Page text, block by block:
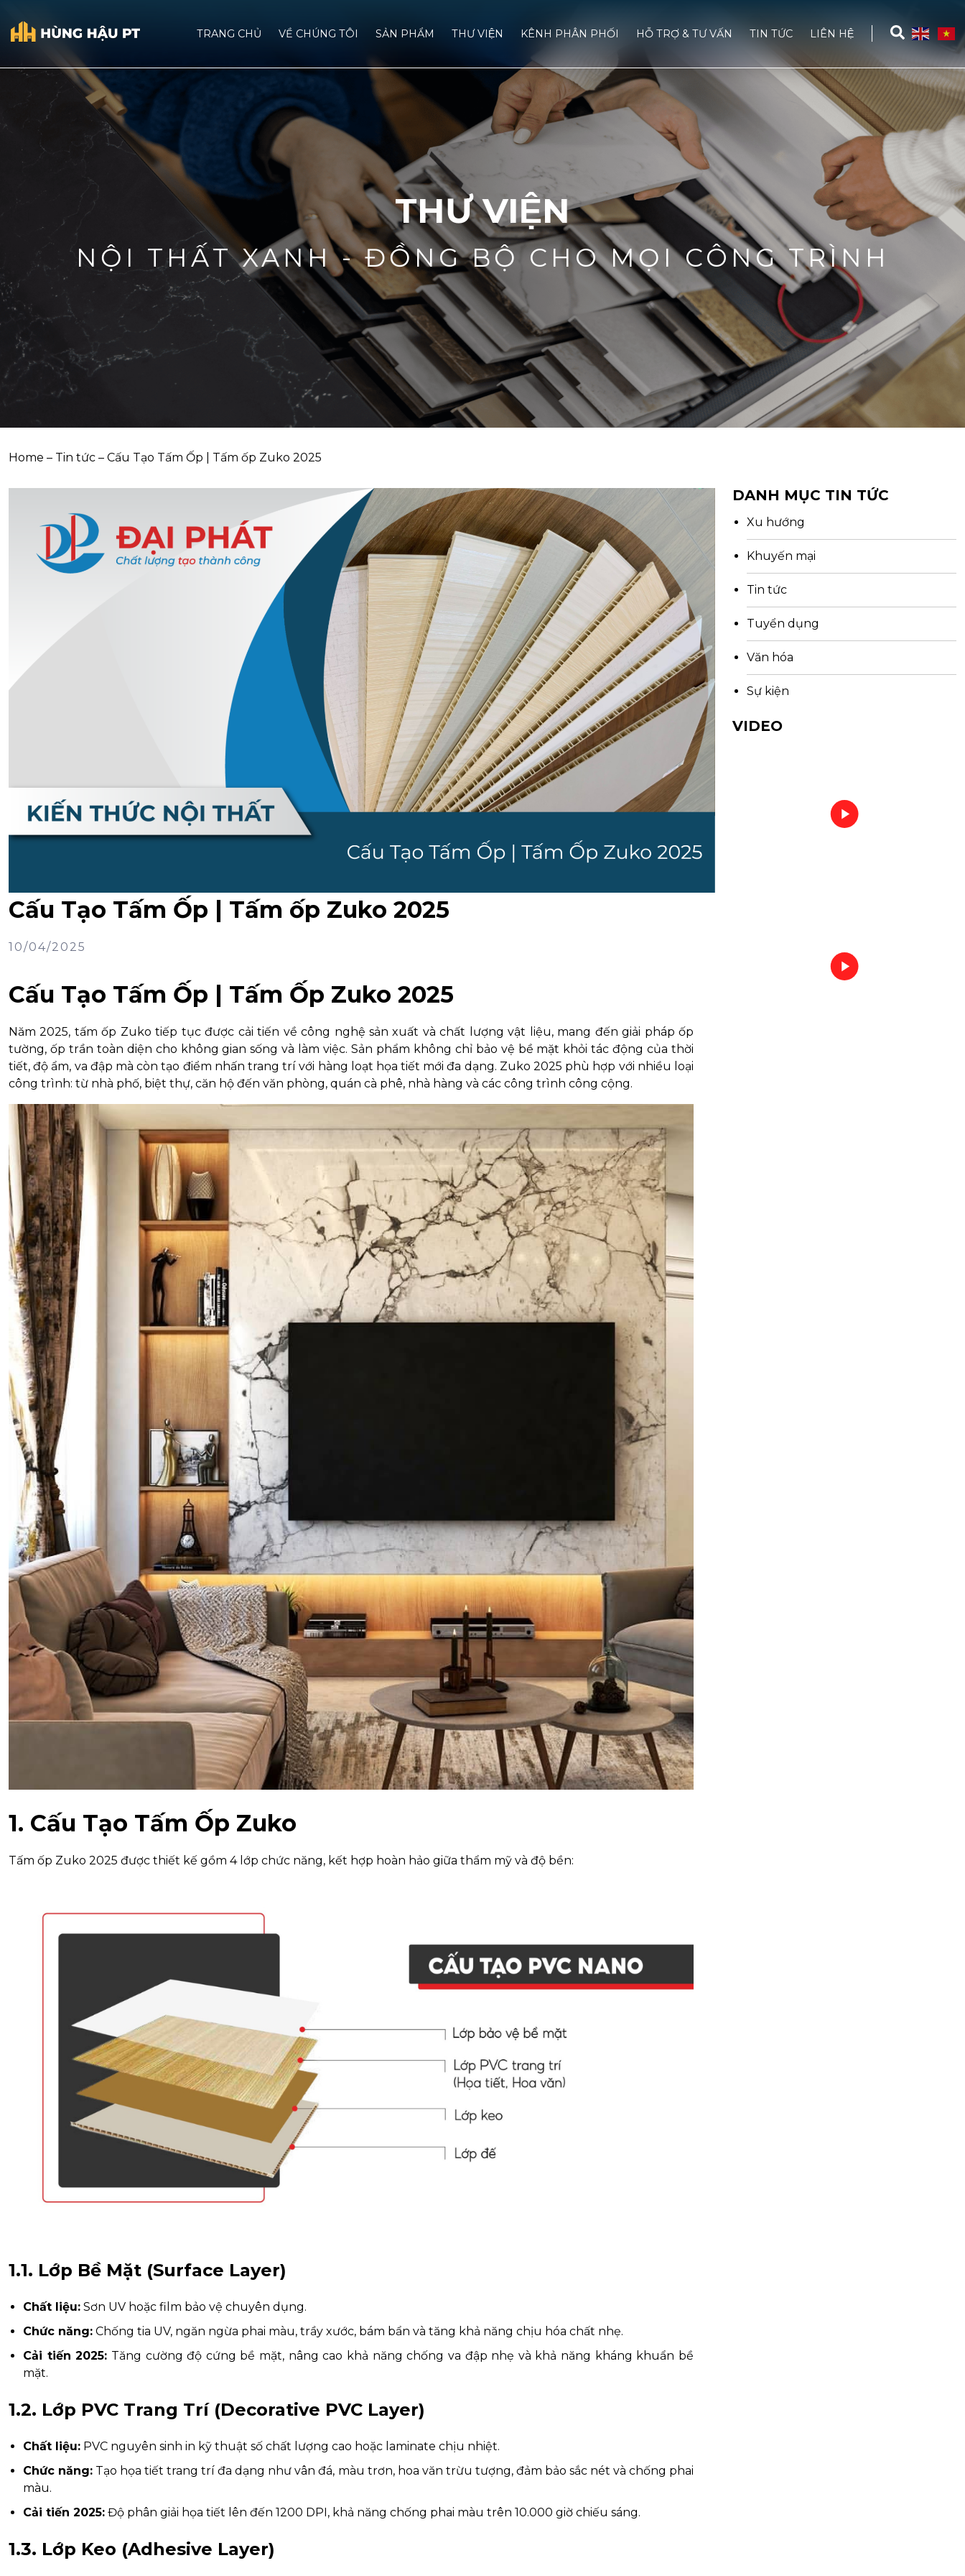
TRANG CHỦ VỀ CHÚNG TÔI SẢN PHẨM THƯ VIỆN KÊNH PHÂN PHỐI HỖ TRỢ & TƯ VẤN TIN TỨC LIÊN HỆ
THƯ VIỆN
NỘI THẤT XANH - ĐỒNG BỘ CHO MỌI CÔNG TRÌNH
Home – Tin tức – Cấu Tạo Tấm Ốp | Tấm ốp Zuko 2025
Cấu Tạo Tấm Ốp | Tấm ốp Zuko 2025
10/04/2025
Cấu Tạo Tấm Ốp | Tấm Ốp Zuko 2025
Năm 2025, tấm ốp Zuko tiếp tục được cải tiến về công nghệ sản xuất và chất lượng vật liệu, mang đến giải pháp ốp
tường, ốp trần toàn diện cho không gian sống và làm việc. Sản phẩm không chỉ bảo vệ bề mặt khỏi tác động của thời
tiết, độ ẩm, va đập mà còn tạo điểm nhấn trang trí với hàng loạt họa tiết mới đa dạng. Zuko 2025 phù hợp với nhiều loại
công trình: từ nhà phố, biệt thự, căn hộ đến văn phòng, quán cà phê, nhà hàng và các công trình công cộng.
1. Cấu Tạo Tấm Ốp Zuko
Tấm ốp Zuko 2025 được thiết kế gồm 4 lớp chức năng, kết hợp hoàn hảo giữa thẩm mỹ và độ bền:
1.1. Lớp Bề Mặt (Surface Layer)
Chất liệu: Sơn UV hoặc film bảo vệ chuyên dụng.
Chức năng: Chống tia UV, ngăn ngừa phai màu, trầy xước, bám bẩn và tăng khả năng chịu hóa chất nhẹ.
Cải tiến 2025: Tăng cường độ cứng bề mặt, nâng cao khả năng chống va đập nhẹ và khả năng kháng khuẩn bề
mặt.
1.2. Lớp PVC Trang Trí (Decorative PVC Layer)
Chất liệu: PVC nguyên sinh in kỹ thuật số chất lượng cao hoặc laminate chịu nhiệt.
Chức năng: Tạo họa tiết trang trí đa dạng như vân đá, màu trơn, hoa văn trừu tượng, đảm bảo sắc nét và chống phai
màu.
Cải tiến 2025: Độ phân giải họa tiết lên đến 1200 DPI, khả năng chống phai màu trên 10.000 giờ chiếu sáng.
1.3. Lớp Keo (Adhesive Layer)
DANH MỤC TIN TỨC
Xu hướng
Khuyến mại
Tin tức
Tuyển dụng
Văn hóa
Sự kiện
VIDEO